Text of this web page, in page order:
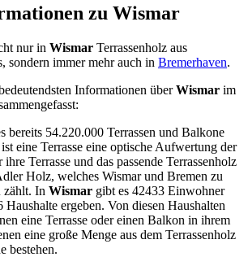
zu Wismar
nur in Wismar Terrassenholz aus
sondern immer mehr auch in Bremerhaven.
Informationen überWismar im
bereits 54.220.000 Terrassen und Balkone
ist eine Terrasse eine optische Aufwertung der
Terrasse und das passende Terrassenholz
Holz, welches Wismar und Bremen zu
zählt. In Wismar gibt es 42433 Einwohner
Haushalte ergeben. Von diesen Haushalten
eine Terrasse oder einen Balkon in ihrem
eine große Menge aus dem Terrassenholz
bestehen.